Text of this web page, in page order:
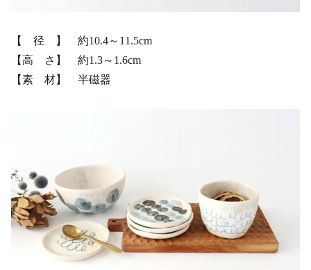
【 径 】 約10.4～11.5cm
【高 さ】 約1.3～1.6cm
【素 材】 半磁器